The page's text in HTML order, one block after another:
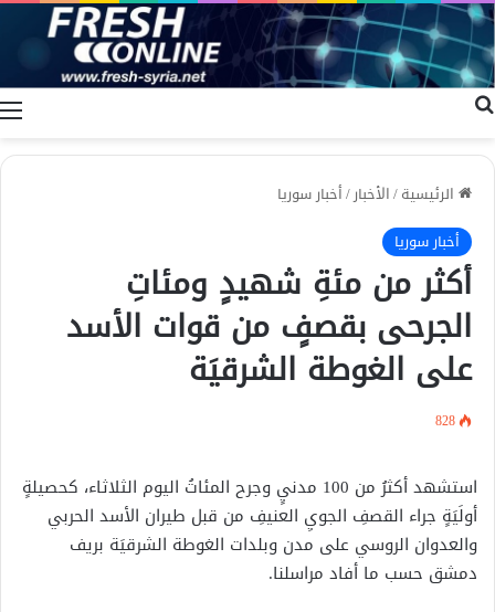
الرئيسية/الأخبار/أخبار سوريا
أخبار سوريا
أكثر من مئةِ شهيدٍ ومئاتِ
الجرحى بقصفٍ من قوات الأسد
على الغوطة الشرقيَة
828
استشهد أكثرُ من 100 مدنيٍ وجرح المئاتُ اليوم الثلاثاء، كحصيلةٍ
أولَيَةٍ جراء القصفِ الجويِ العنيفِ من قبل طيران الأسد الحربي
والعدوان الروسي على مدن وبلدات الغوطة الشرقيَة بريف
دمشق حسب ما أفاد مراسلنا.